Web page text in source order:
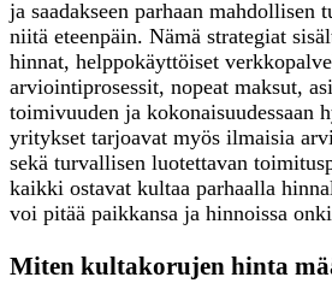
ja saadakseen parhaan mahdollisen
niitä eteenpäin. Nämä strategiat
hinnat, helppokäyttöiset
arviointiprosessit, nopeat maksut,
toimivuuden ja kokonaisuudessaan
yritykset tarjoavat myös ilmaisia
sekä turvallisen luotettavan
kaikki ostavat kultaa parhaalla
voi pitää paikkansa ja hinnoissa
Miten kultakorujen hinta